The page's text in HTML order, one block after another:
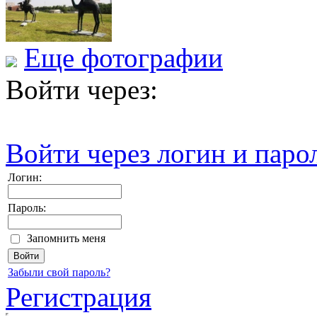
Еще фотографии
Войти через:
Войти через логин и
Логин:
Пароль:
Запомнить меня
Забыли свой пароль?
Регистрация